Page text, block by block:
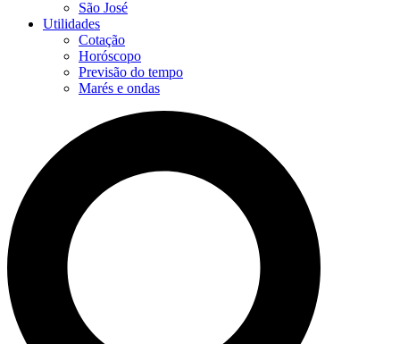
São José
Utilidades
Cotação
Horóscopo
Previsão do tempo
Marés e ondas